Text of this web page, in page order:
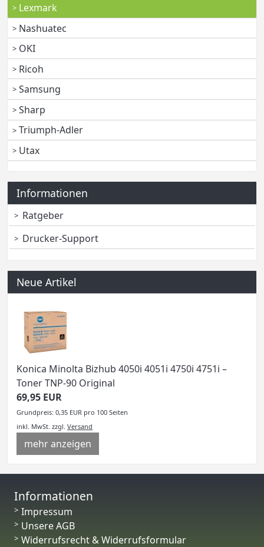
Lexmark
Nashuatec
OKI
Ricoh
Samsung
Sharp
Triumph-Adler
Utax
Informationen
Ratgeber
Drucker-Support
Neue Artikel
Konica Minolta Bizhub 4050i 4051i 4750i 4751i –
Toner TNP-90 Original
69,95 EUR
Grundpreis: 0,35 EUR pro 100 Seiten
inkl. MwSt. zzgl. Versand
mehr anzeigen
Informationen
Impressum
Unsere AGB
Widerrufsrecht & Widerrufsformular